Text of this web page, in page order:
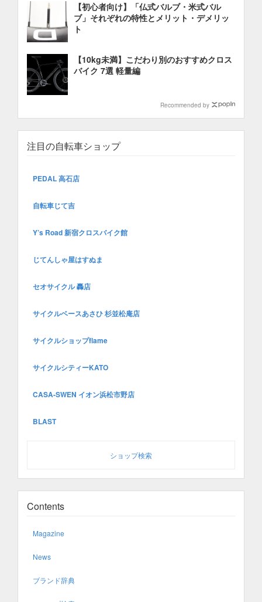
【初心者向け】「仏式バルブ・米式バル
ブ」それぞれの特性とメリット・デメリッ
ト
【10kg未満】こだわり別のおすすめクロス
バイク 7選 軽量編
Recommended by
注目の自転車ショップ
PEDAL 高石店
自転車じて吉
Y’s Road 新宿クロスバイク館
じてんしゃ屋はすぬま
セオサイクル 轟店
サイクルベースあさひ 杉並松庵店
サイクルショップflame
サイクルシティーKATO
CASA-SWEN イオン浜松市野店
BLAST
ショップ検索
Contents
Magazine
News
ブランド辞典